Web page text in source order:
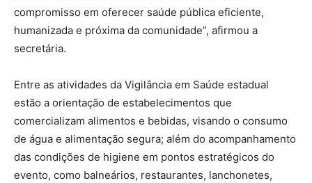
compromisso em oferecer saúde pública eficiente,
humanizada e próxima da comunidade”, afirmou a
secretária.
Entre as atividades da Vigilância em Saúde estadual
estão a orientação de estabelecimentos que
comercializam alimentos e bebidas, visando o consumo
de água e alimentação segura; além do acompanhamento
das condições de higiene em pontos estratégicos do
evento, como balneários, restaurantes, lanchonetes,